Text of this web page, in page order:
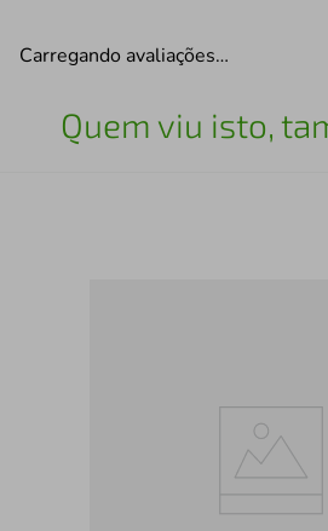
Carregando avaliações…
Quem viu isto,